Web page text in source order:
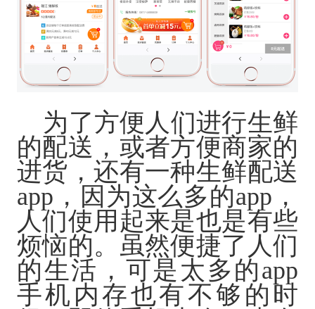
为了方便人们进行生鲜
的配送，或者方便商家的
进货，还有一种生鲜配送
app，因为这么多的app，
人们使用起来是也是有些
烦恼的。虽然便捷了人们
的生活，可是太多的app
手机内存也有不够的时